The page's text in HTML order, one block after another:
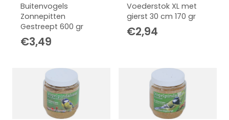
Buitenvogels
Zonnepitten
Gestreept 600 gr
€3,49
Voederstok XL met
gierst 30 cm 170 gr
€2,94